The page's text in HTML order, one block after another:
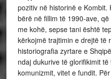
pozitiv në historinë e
bërë në fillim të 1990-ave,
me kohë, sepse tani është
kërkojmë trajtimin e drejtë të
historiografia zyrtare e
ndaj dukurive të glorifikimit
komunizmit, vitet e fundit.